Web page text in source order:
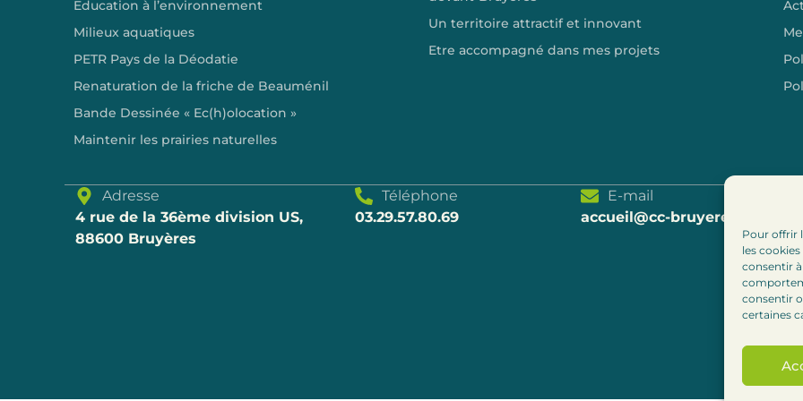
Pour offrir
les
consentir
consentir
certaines
Education à l’environnement
Milieux aquatiques
PETR Pays de la Déodatie
Renaturation de la friche de Beauménil
Bande Dessinée « Ec(h)olocation »
Maintenir les prairies naturelles
Un territoire attractif et innovant
Etre accompagné dans mes projets
Adresse
4 rue de la 36ème division US,
88600 Bruyères
Téléphone
03.29.57.80.69
E-mail
accueil@cc-bruyeres.fr